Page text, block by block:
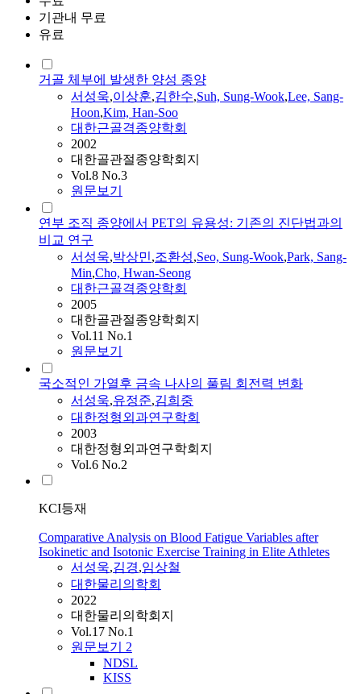
기관내 무료
유료
거골 체부에 발생한 양성 종양
서성욱,이상훈,김한수,Suh, Sung-Wook,Lee, Sang-
Hoon,Kim, Han-Soo
대한근골격종양학회
2002
대한골관절종양학회지
Vol.8 No.3
원문보기
연부 조직 종양에서 PET의 유용성: 기존의 진단법과의
비교 연구
서성욱,박상민,조환성,Seo, Sung-Wook,Park, Sang-
Min,Cho, Hwan-Seong
대한근골격종양학회
2005
대한골관절종양학회지
Vol.11 No.1
원문보기
국소적인 가열후 금속 나사의 풀림 회전력 변화
서성욱,유정준,김희중
대한정형외과연구학회
2003
대한정형외과연구학회지
Vol.6 No.2
KCI등재
Comparative Analysis on Blood Fatigue Variables after
Isokinetic and Isotonic Exercise Training in Elite Athletes
서성욱,김경,임상철
대한물리의학회
2022
대한물리의학회지
Vol.17 No.1
원문보기 2
NDSL
KISS